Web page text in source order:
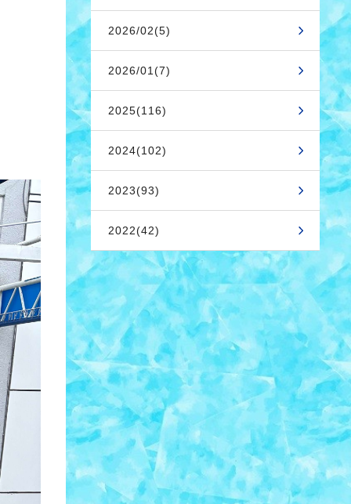
2026/02(5)
2026/01(7)
2025(116)
2024(102)
2023(93)
2022(42)